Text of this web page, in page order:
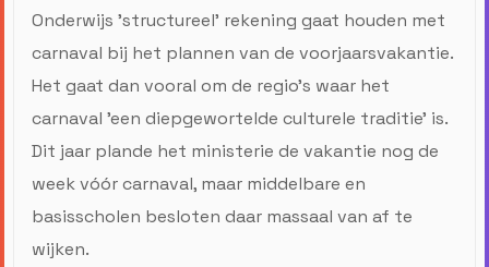
Onderwijs 'structureel' rekening gaat houden met
carnaval bij het plannen van de voorjaarsvakantie.
Het gaat dan vooral om de regio's waar het
carnaval 'een diepgewortelde culturele traditie' is.
Dit jaar plande het ministerie de vakantie nog de
week vóór carnaval, maar middelbare en
basisscholen besloten daar massaal van af te
wijken.